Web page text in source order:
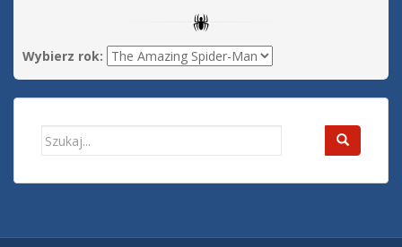
Wybierz rok:
Search